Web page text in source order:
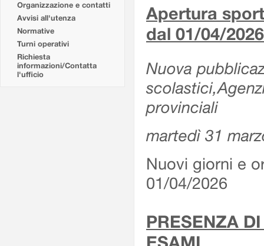
Organizzazione e contatti
Avvisi all'utenza
Normative
Turni operativi
Richiesta
informazioni/Contatta
l'ufficio
Apertura
dal 01/04/2026
Nuova
provinciali
martedì 31
Nuovi giorni e
01/04/2026
PRESENZA
ESAMI